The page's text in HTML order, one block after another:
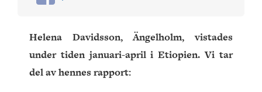
Helena Davidsson, Ängelholm, vistades
under tiden januari-april i Etiopien. Vi tar
del av hennes rapport: